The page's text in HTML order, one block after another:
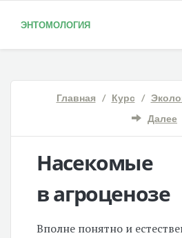
ЭНТОМОЛОГИЯ
Главная / Курс/
Далее
Насекомые
в агроценозе
Вполне понятно и